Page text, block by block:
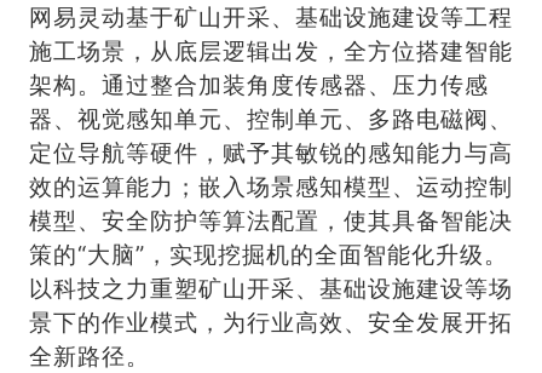
网易灵动基于矿山开采、基础设施建设等工程
施工场景，从底层逻辑出发，全方位搭建智能
架构。通过整合加装角度传感器、压力传感
器、视觉感知单元、控制单元、多路电磁阀、
定位导航等硬件，赋予其敏锐的感知能力与高
效的运算能力；嵌入场景感知模型、运动控制
模型、安全防护等算法配置，使其具备智能决
策的“大脑”，实现挖掘机的全面智能化升级。
以科技之力重塑矿山开采、基础设施建设等场
景下的作业模式，为行业高效、安全发展开拓
全新路径。